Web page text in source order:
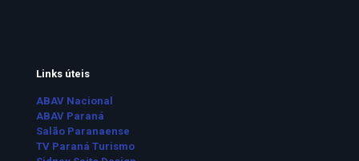
Links úteis
ABAV Nacional
ABAV Paraná
Salão Paranaense
TV Paraná Turismo